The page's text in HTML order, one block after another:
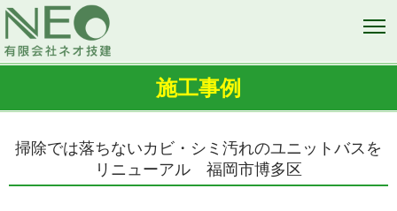
施工事例
掃除では落ちないカビ・シミ汚れのユニットバスを
リニューアル 福岡市博多区